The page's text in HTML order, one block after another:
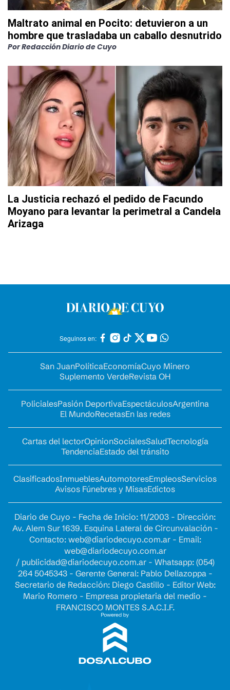
Maltrato animal en Pocito: detuvieron a un
hombre que trasladaba un caballo desnutrido
PorRedacción Diario de Cuyo
La Justicia rechazó el pedido de Facundo
Moyano para levantar la perimetral a Candela
Arizaga
Seguinos en:
San JuanPolíticaEconomíaCuyo Minero
Suplemento VerdeRevista OH
PolicialesPasión DeportivaEspectáculosArgentina
El MundoRecetasEn las redes
Cartas del lectorOpinionSocialesSaludTecnología
TendenciaEstado del tránsito
ClasificadosInmueblesAutomotoresEmpleosServicios
Avisos Fúnebres y MisasEdictos
Diario de Cuyo - Fecha de Inicio: 11/2003 - Dirección:
Av. Alem Sur 1639. Esquina Lateral de Circunvalación -
Contacto: web@diariodecuyo.com.ar- Email:
web@diariodecuyo.com.ar
/ publicidad@diariodecuyo.com.ar- Whatsapp: (054)
264 5045343 - Gerente General: Pablo Dellazoppa -
Secretario de Redacción: Diego Castillo - Editor Web:
Mario Romero - Empresa propietaria del medio -
FRANCISCO MONTES S.A.C.I.F.